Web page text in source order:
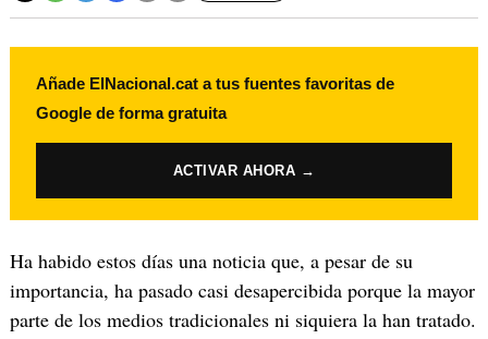
Añade ElNacional.cat a tus fuentes favoritas de
Google de forma gratuita
ACTIVAR AHORA →
Ha habido estos días una noticia que, a pesar de su
importancia, ha pasado casi desapercibida porque la mayor
parte de los medios tradicionales ni siquiera la han tratado.